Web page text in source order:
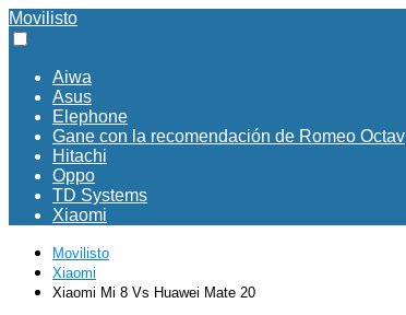
Movilisto
Aiwa
Asus
Elephone
Gane con la recomendación de Romeo Octav
Hitachi
Oppo
TD Systems
Xiaomi
Movilisto
Xiaomi
Xiaomi Mi 8 Vs Huawei Mate 20